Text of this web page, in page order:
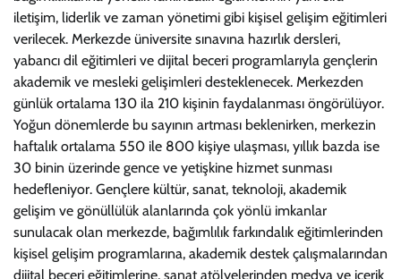
iletişim, liderlik ve zaman yönetimi gibi kişisel gelişim eğitimleri
verilecek. Merkezde üniversite sınavına hazırlık dersleri,
yabancı dil eğitimleri ve dijital beceri programlarıyla gençlerin
akademik ve mesleki gelişimleri desteklenecek. Merkezden
günlük ortalama 130 ila 210 kişinin faydalanması öngörülüyor.
Yoğun dönemlerde bu sayının artması beklenirken, merkezin
haftalık ortalama 550 ile 800 kişiye ulaşması, yıllık bazda ise
30 binin üzerinde gence ve yetişkine hizmet sunması
hedefleniyor. Gençlere kültür, sanat, teknoloji, akademik
gelişim ve gönüllülük alanlarında çok yönlü imkanlar
sunulacak olan merkezde, bağımlılık farkındalık eğitimlerinden
kişisel gelişim programlarına, akademik destek çalışmalarından
dijital beceri eğitimlerine, sanat atölyelerinden medya ve içerik